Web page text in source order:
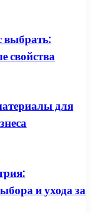
выбрать:
свойства
для
и ухода за